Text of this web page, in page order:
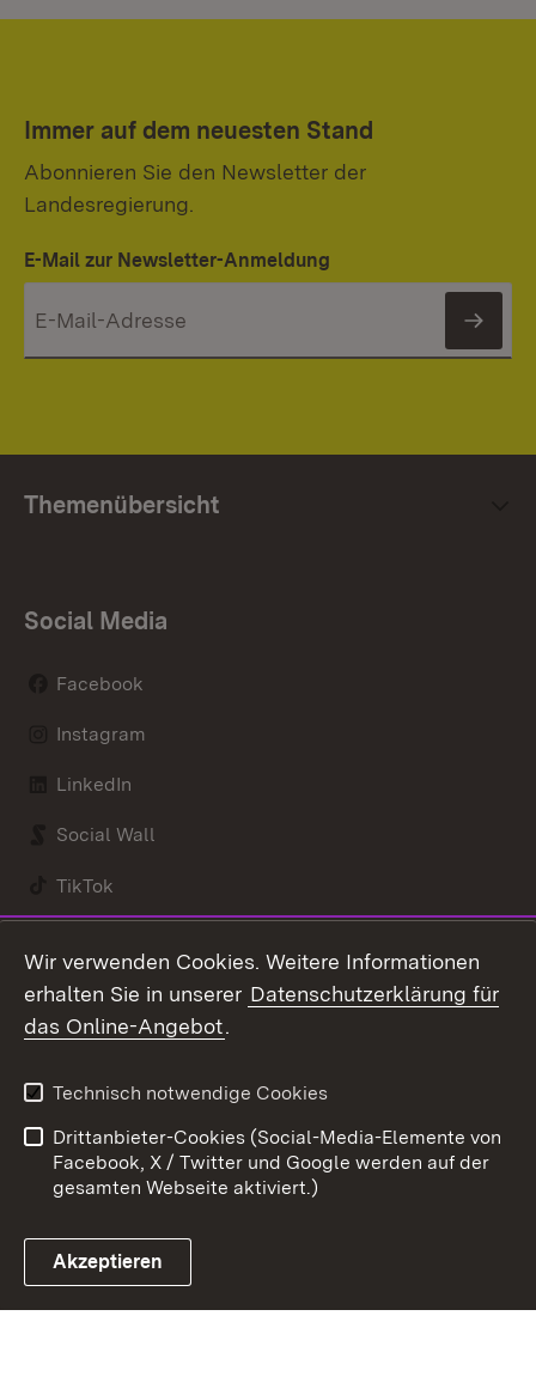
Immer auf dem neuesten Stand
Abonnieren Sie den Newsletter der
Landesregierung.
E-Mail zur Newsletter-Anmeldung
Themenübersicht
Social Media
Facebook
Instagram
LinkedIn
Social Wall
TikTok
Link zum Landesportal
Kontakt
Barrierefreiheit
Impressum
Cookies
Wir verwenden Cookies. Weitere Informationen
erhalten Sie in unserer Datenschutzerklärung für
das Online-Angebot.
Technisch notwendige Cookies
Drittanbieter-Cookies (Social-Media-Elemente von
Facebook, X / Twitter und Google werden auf der
gesamten Webseite aktiviert.)
Akzeptieren